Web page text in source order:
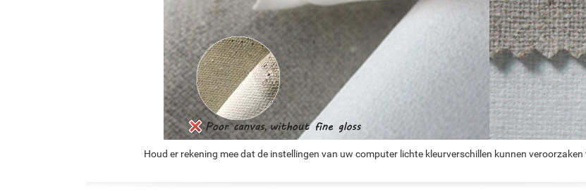
Houd er rekening mee dat de instellingen van uw computer lichte kleurverschillen kunnen